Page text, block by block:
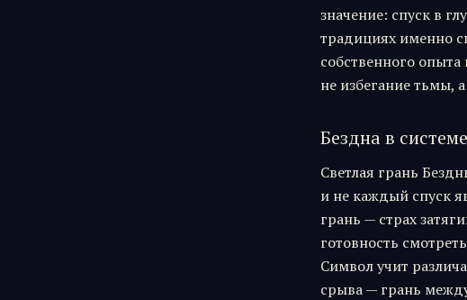
значение: спуск в
традициях именно
собственного
не избегание тьмы,
Бездна в
Светлая грань
и не каждый спуск
грань — страх
готовность
Символ учит
срыва — грань